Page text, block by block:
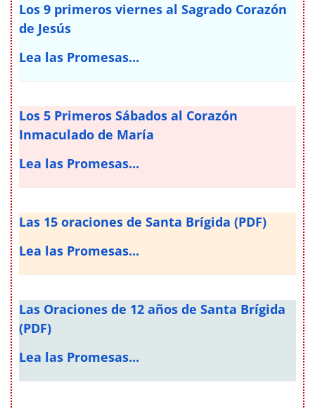
Los 9 primeros viernes al Sagrado Corazón
de Jesús
Lea las Promesas...
Los 5 Primeros Sábados al Corazón
Inmaculado de María
Lea las Promesas...
Las 15 oraciones de Santa Brígida (PDF)
Lea las Promesas...
Las Oraciones de 12 años de Santa Brígida
(PDF)
Lea las Promesas...